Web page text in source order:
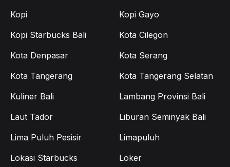
Kopi
Kopi Gayo
Kopi Starbucks Bali
Kota Cilegon
Kota Denpasar
Kota Serang
Kota Tangerang
Kota Tangerang Selatan
Kuliner Bali
Lambang Provinsi Bali
Laut Tador
Liburan Seminyak Bali
Lima Puluh Pesisir
Limapuluh
Lokasi Starbucks
Loker